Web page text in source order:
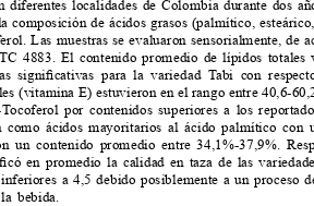
diferentes  localidades  de  Colombia  durante  dos
composición de ácidos grasos (palmítico,
Las muestras se evaluaron sensorialmente, de
4883. El contenido promedio de lípidos totales
significativas  para  la  variedad Tabi  con
(vitamina E) estuvieron en el rango entre 40,6-
por contenidos superiores a los
como ácidos mayoritarios al ácido palmítico con
un contenido promedio entre 34,1%-37,9%.
en promedio la calidad en taza de las
a 4,5 debido posiblemente a un proceso
bebida.